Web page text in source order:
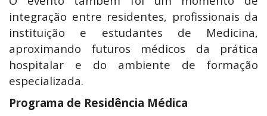
integração entre residentes, profissionais da
instituição e estudantes de Medicina,
aproximando futuros médicos da prática
hospitalar e do ambiente de formação
especializada.
Programa de Residência Médica